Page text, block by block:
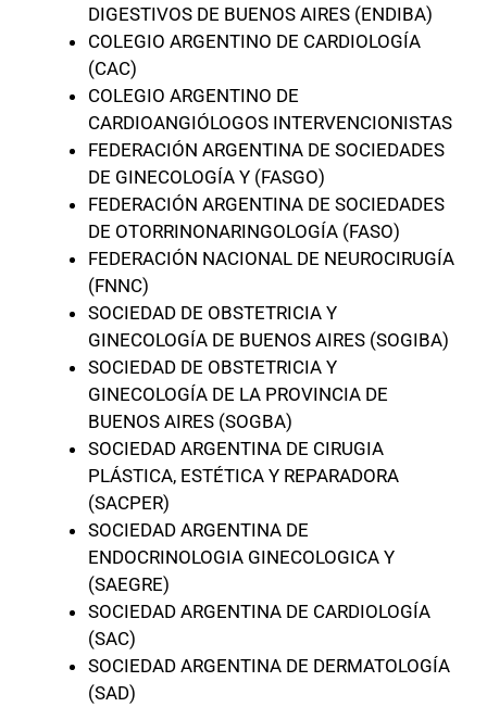
DIGESTIVOS DE BUENOS AIRES (ENDIBA)
COLEGIO ARGENTINO DE CARDIOLOGÍA
(CAC)
COLEGIO ARGENTINO DE
CARDIOANGIÓLOGOS INTERVENCIONISTAS
FEDERACIÓN ARGENTINA DE SOCIEDADES
DE GINECOLOGÍA Y (FASGO)
FEDERACIÓN ARGENTINA DE SOCIEDADES
DE OTORRINONARINGOLOGÍA (FASO)
FEDERACIÓN NACIONAL DE NEUROCIRUGÍA
(FNNC)
SOCIEDAD DE OBSTETRICIA Y
GINECOLOGÍA DE BUENOS AIRES (SOGIBA)
SOCIEDAD DE OBSTETRICIA Y
GINECOLOGÍA DE LA PROVINCIA DE
BUENOS AIRES (SOGBA)
SOCIEDAD ARGENTINA DE CIRUGIA
PLÁSTICA, ESTÉTICA Y REPARADORA
(SACPER)
SOCIEDAD ARGENTINA DE
ENDOCRINOLOGIA GINECOLOGICA Y
(SAEGRE)
SOCIEDAD ARGENTINA DE CARDIOLOGÍA
(SAC)
SOCIEDAD ARGENTINA DE DERMATOLOGÍA
(SAD)